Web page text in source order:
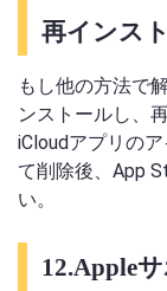
再インス
もし他の方法で
ンストールし、
iCloudアプリの
て削除後、App
い。
12.Apple